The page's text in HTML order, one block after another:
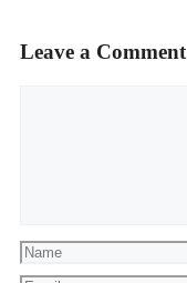
Leave a Comment